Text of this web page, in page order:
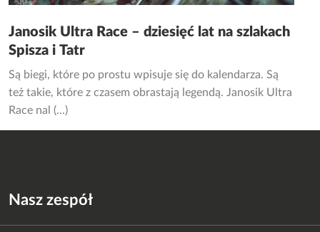
Janosik Ultra Race – dziesięć lat na szlakach
Spisza i Tatr
Są biegi, które po prostu wpisuje się do kalendarza. Są
też takie, które z czasem obrastają legendą. Janosik Ultra
Race nal (...)
Nasz zespół